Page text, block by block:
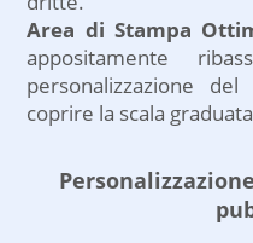
Area di Stampa
appositamente
personalizzazione
coprire la scala